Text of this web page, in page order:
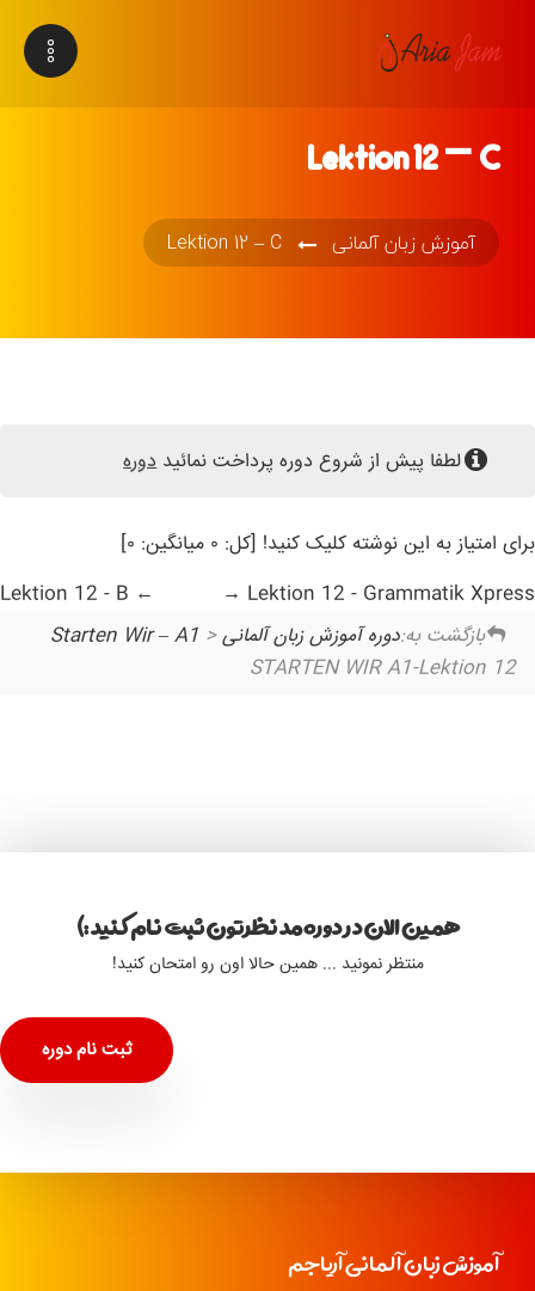
Lektion 12 – C
آموزش زبان آلمانی Lektion 12 – C
لطفا پیش از شروع دوره پرداخت نمائیددوره
برای امتیاز به این نوشته کلیک کنید! [کل: ۰ میانگین: ۰]
Lektion 12 - Grammatik Xpress
بازگشت به:دوره آموزش زبان آلمانی Starten Wir – A1>
STARTEN WIR A1-Lektion 12
همین الان در دوره مد نظرتون ثبت نام کنید :)
منتظر نمونید ... همین حالا اون رو امتحان کنید!
ثبت نام دوره
آموزش زبان آلمانی آریاجم